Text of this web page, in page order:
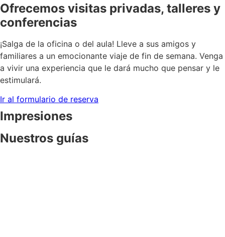
Ofrecemos visitas privadas, talleres y
conferencias
¡Salga de la oficina o del aula! Lleve a sus amigos y
familiares a un emocionante viaje de fin de semana. Venga
a vivir una experiencia que le dará mucho que pensar y le
estimulará.
Ir al formulario de reserva
Impresiones
Nuestros guías